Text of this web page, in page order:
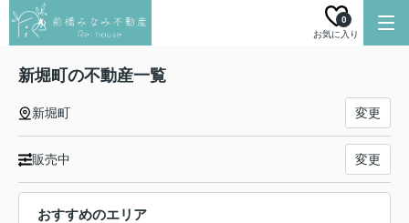
お気に入り
0
新堀町の不動産一覧
新堀町 変更
販売中 変更
おすすめのエリア